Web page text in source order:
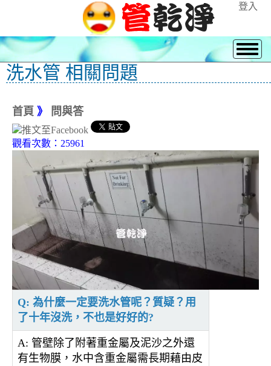
登入
洗水管 相關問題
首頁 》 問與答
觀看次數：25961
Q: 為什麼一定要洗水管呢？質疑？用
了十年沒洗，不也是好好的?
A: 管壁除了附著重金屬及泥沙之外還
有生物膜，水中含重金屬需長期藉由皮